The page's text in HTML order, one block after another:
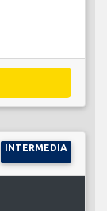
INTERMEDIA